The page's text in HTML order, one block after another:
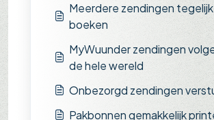
Meerdere zendingen
boeken
MyWuunder zendingen
de hele wereld
Onbezorgd zendingen
Pakbonnen gemakkelijk